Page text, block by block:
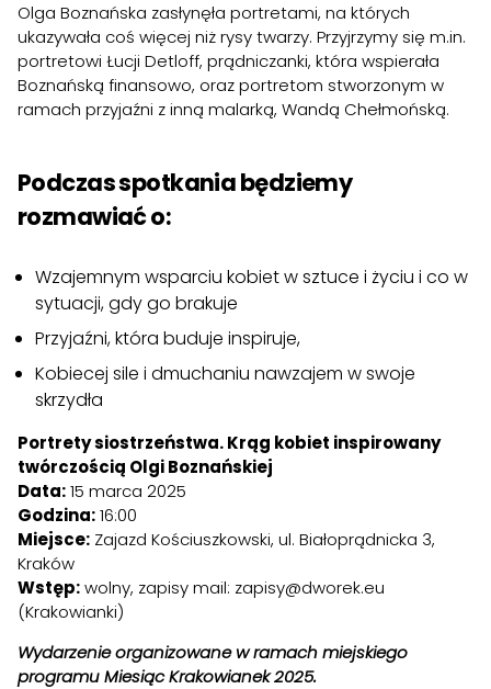
Olga Boznańska zasłynęła portretami, na których
ukazywała coś więcej niż rysy twarzy. Przyjrzymy się m.in.
portretowi Łucji Detloff, prądniczanki, która wspierała
Boznańską finansowo, oraz portretom stworzonym w
ramach przyjaźni z inną malarką, Wandą Chełmońską.
Podczas spotkania będziemy
rozmawiać o:
Wzajemnym wsparciu kobiet w sztuce i życiu i co w
sytuacji, gdy go brakuje
Przyjaźni, która buduje inspiruje,
Kobiecej sile i dmuchaniu nawzajem w swoje
skrzydła
Portrety siostrzeństwa. Krąg kobiet inspirowany
twórczością Olgi Boznańskiej
Data:15 marca 2025
Godzina:16:00
Miejsce: Zajazd Kościuszkowski, ul. Białoprądnicka 3,
Kraków
Wstęp:wolny, zapisy mail: zapisy@dworek.eu
(Krakowianki)
Wydarzenie organizowane w ramach miejskiego
programu Miesiąc Krakowianek 2025.